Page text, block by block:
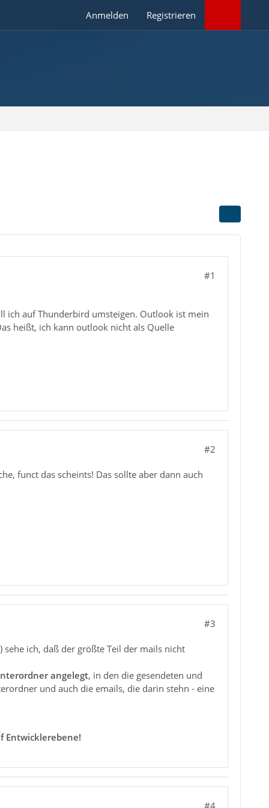
Anmelden Registrieren
#1
ich auf Thunderbird umsteigen. Outlook ist mein
heißt, ich kann outlook nicht als Quelle
#2
funct das scheints! Das sollte aber dann auch
#3
ich, daß der größte Teil der mails nicht
angelegt, in den die gesendeten und
und auch die emails, die darin stehn - eine
Entwicklerebene!
#4